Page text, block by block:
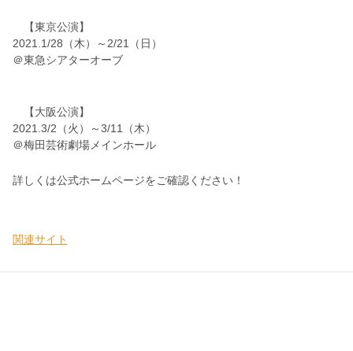
【東京公演】
2021.1/28（木）～2/21（日）
＠東急シアターオーブ
【大阪公演】
2021.3/2（火）～3/11（木）
＠梅田芸術劇場メインホール
詳しくは公式ホームページをご確認ください！
関連サイト